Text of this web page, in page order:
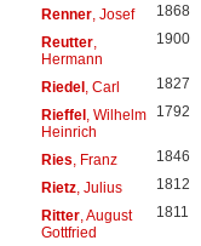
Renner, Josef 1868
Reutter,
Hermann
1900
Riedel, Carl 1827
Rieffel, Wilhelm
Heinrich
1792
Ries , Franz 1846
Rietz, Julius 1812
Ritter, August
Gottfried
1811